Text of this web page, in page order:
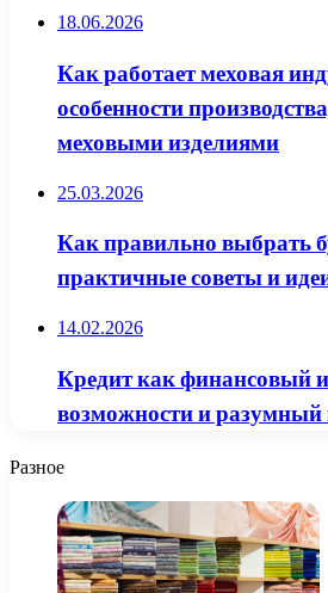
18.06.2026
Как работает меховая
особенности
меховыми изделиями
25.03.2026
Как правильно выбрать
практичные советы и
14.02.2026
Кредит как финансовый
возможности и разумный
Разное